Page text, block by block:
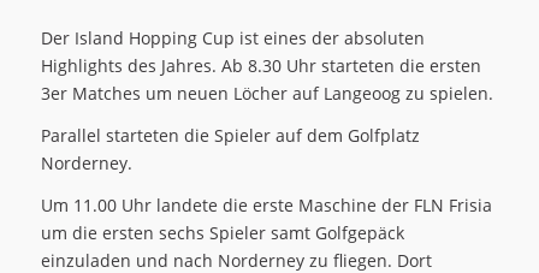
Der Island Hopping Cup ist eines der absoluten
Highlights des Jahres. Ab 8.30 Uhr starteten die ersten
3er Matches um neuen Löcher auf Langeoog zu spielen.
Parallel starteten die Spieler auf dem Golfplatz
Norderney.
Um 11.00 Uhr landete die erste Maschine der FLN Frisia
um die ersten sechs Spieler samt Golfgepäck
einzuladen und nach Norderney zu fliegen. Dort